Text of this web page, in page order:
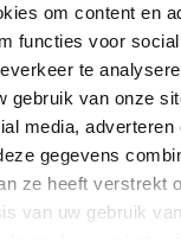
om content en
functies voor
te
gebruik van onze
media, adverteren
gegevens
ze heeft verstrekt
van uw gebruik
zijn best doet om
wordt er
uit een rondgang